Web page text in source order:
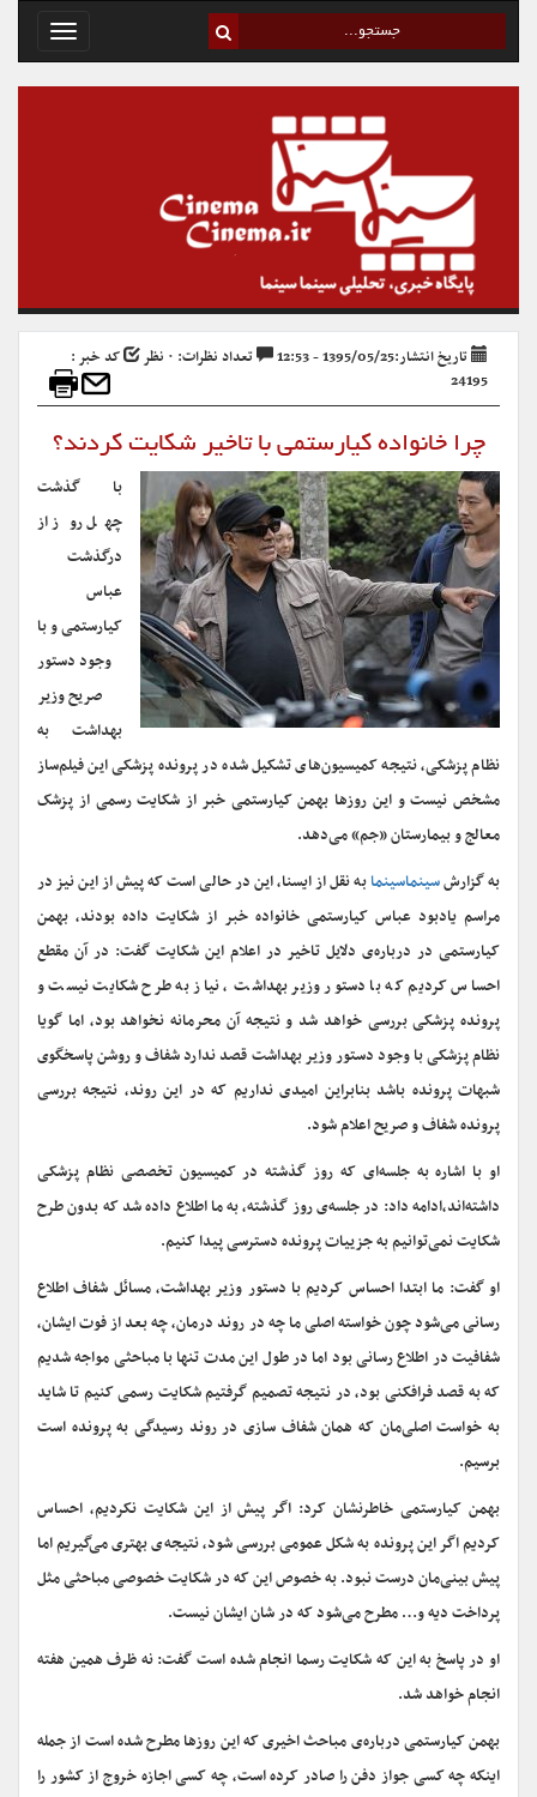
Toggle
تاریخ انتشار:1395/05/25 - 12:53 تعداد نظرات: ۰ نظر
کد خبر :
24195
چرا خانواده کیارستمی با تاخیر شکایت کردند؟
با گذشت
چهل روز از
درگذشت
عباس
کیارستمی و با
وجود دستور
صریح وزیر
بهداشت به
نظام پزشکی، نتیجه کمیسیون‌های تشکیل شده در پرونده‌ پزشکی این فیلم‌ساز
مشخص نیست و این روزها بهمن کیارستمی خبر از شکایت رسمی از پزشک
معالج و بیمارستان «جم» می‌دهد.
به گزارشسینماسینمابه نقل از ایسنا، این در حالی است که پیش از این نیز در
مراسم یادبود عباس کیارستمی خانواده خبر از شکایت داده بودند، بهمن
کیارستمی در درباره‌ی دلایل تاخیر در اعلام این شکایت گفت: در آن مقطع
احساس کردیم که با دستور وزیر بهداشت ، نیاز به طرح شکایت نیست و
پرونده پزشکی بررسی خواهد شد و نتیجه آن محرمانه نخواهد بود، اما گویا
نظام پزشکی با وجود دستور وزیر بهداشت قصد ندارد شفاف و روشن پاسخگوی
شبهات پرونده باشد بنابراین امیدی نداریم که در این روند، نتیجه بررسی
پرونده شفاف و صریح اعلام شود.
او با اشاره به جلسه‌ای که روز گذشته در کمیسیون تخصصی نظام پزشکی
داشته‌اند،ادامه داد: در جلسه‌ی روز گذشته، به ما اطلاع داده شد که بدون طرح
شکایت نمی‌توانیم به جزییات پرونده دسترسی پیدا کنیم.
او گفت: ما ابتدا احساس کردیم با دستور وزیر بهداشت، مسائل شفاف اطلاع
رسانی می‌شود چون خواسته اصلی ما چه در روند درمان، چه بعد از فوت ایشان،
شفافیت در اطلاع رسانی بود اما در طول این مدت تنها با مباحثی مواجه شدیم
که به قصد فرافکنی بود، در نتیجه تصمیم گرفتیم شکایت رسمی کنیم تا شاید
به خواست اصلی‌مان که همان شفاف سازی در روند رسیدگی به پرونده است
برسیم.
بهمن کیارستمی خاطرنشان کرد: اگر پیش از این شکایت نکردیم، احساس
کردیم اگر این پرونده به شکل عمومی بررسی شود، نتیجه‌ی بهتری می‌گیریم اما
پیش بینی‌مان درست نبود. به خصوص این که در شکایت خصوصی مباحثی مثل
پرداخت دیه و… مطرح می‌شود که در شان ایشان نیست.
او در پاسخ به این که شکایت رسما انجام شده است گفت: نه ظرف همین هفته
انجام خواهد شد.
بهمن کیارستمی درباره‌ی مباحث اخیری که این روزها مطرح شده است از جمله
اینکه چه کسی جواز دفن را صادر کرده است، چه کسی اجازه خروج از کشور را